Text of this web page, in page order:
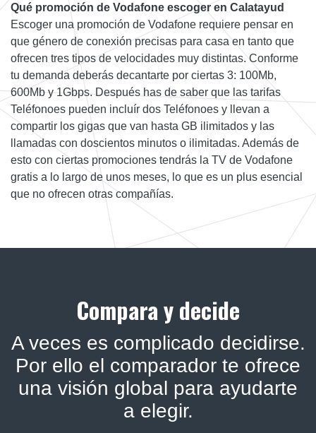
Qué promoción de Vodafone escoger en Calatayud
Escoger una promoción de Vodafone requiere pensar en
que género de conexión precisas para casa en tanto que
ofrecen tres tipos de velocidades muy distintas. Conforme
tu demanda deberás decantarte por ciertas 3: 100Mb,
600Mb y 1Gbps. Después has de saber que las tarifas
Teléfonoes pueden incluír dos Teléfonoes y llevan a
compartir los gigas que van hasta GB ilimitados y las
llamadas con doscientos minutos o ilimitadas. Además de
esto con ciertas promociones tendrás la TV de Vodafone
gratis a lo largo de unos meses, lo que es un plus esencial
que no ofrecen otras compañías.
Compara y decide
A veces es complicado decidirse.
Por ello el comparador te ofrece
una visión global para ayudarte
a elegir.